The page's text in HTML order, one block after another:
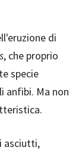
di
, che proprio
specie
anfibi. Ma non
asciutti,